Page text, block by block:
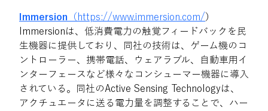
Immersion （https://www.immersion.com/）
Immersionは、低消費電力の触覚フィードバックを民
生機器に提供しており、同社の技術は、ゲーム機のコ
ントローラー、携帯電話、ウェアラブル、自動車用イ
ンターフェースなど様々なコンシューマー機器に導入
されている。同社のActive Sensing Technologyは、
アクチュエータに送る電力量を調整することで、ハー